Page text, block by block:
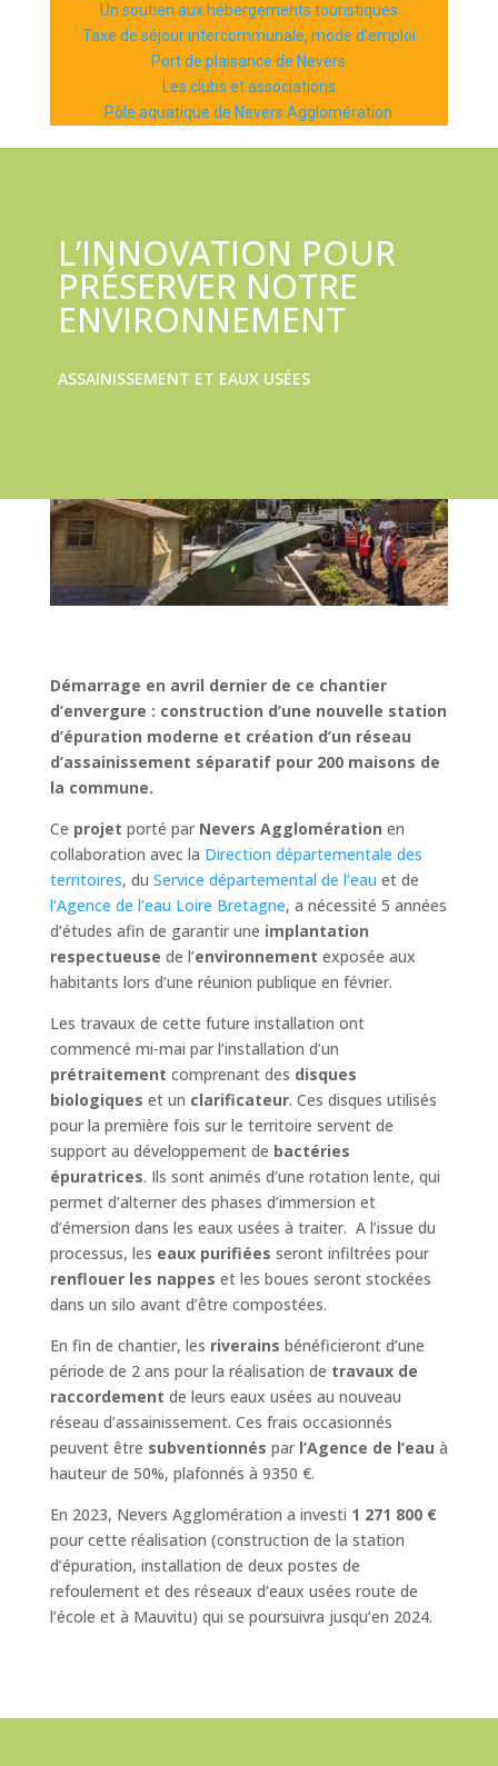
Un soutien aux hébergements touristiques
Taxe de séjour intercommunale, mode d’emploi
Port de plaisance de Nevers
Les clubs et associations
Pôle aquatique de Nevers Agglomération
L’INNOVATION POUR
PRÉSERVER NOTRE
ENVIRONNEMENT
ASSAINISSEMENT ET EAUX USÉES
Démarrage en avril dernier de ce chantier
d’envergure : construction d’une nouvelle station
d’épuration moderne et création d’un réseau
d’assainissement séparatif pour 200 maisons de
la commune.
Ce projet porté par Nevers Agglomération en
collaboration avec la Direction départementale des
territoires, du Service départemental de l’eau et de
l’Agence de l’eau Loire Bretagne, a nécessité 5 années
d’études afin de garantir une implantation
respectueuse de l’environnement exposée aux
habitants lors d’une réunion publique en février.
Les travaux de cette future installation ont
commencé mi-mai par l’installation d’un
prétraitement comprenant des disques
biologiques et un clarificateur. Ces disques utilisés
pour la première fois sur le territoire servent de
support au développement de bactéries
épuratrices. Ils sont animés d’une rotation lente, qui
permet d’alterner des phases d’immersion et
d’émersion dans les eaux usées à traiter. A l’issue du
processus, les eaux purifiées seront infiltrées pour
renflouer les nappes et les boues seront stockées
dans un silo avant d’être compostées.
En fin de chantier, les riverains bénéficieront d’une
période de 2 ans pour la réalisation de travaux de
raccordement de leurs eaux usées au nouveau
réseau d’assainissement. Ces frais occasionnés
peuvent être subventionnés par l’Agence de l’eau à
hauteur de 50%, plafonnés à 9350 €.
En 2023, Nevers Agglomération a investi 1 271 800 €
pour cette réalisation (construction de la station
d’épuration, installation de deux postes de
refoulement et des réseaux d’eaux usées route de
l’école et à Mauvitu) qui se poursuivra jusqu’en 2024.